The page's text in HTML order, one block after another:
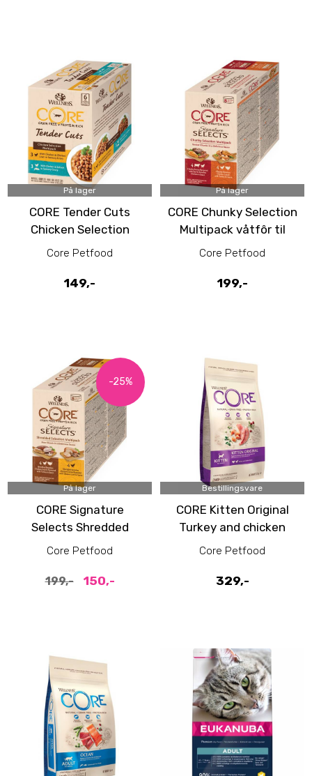
På lager
CORE Tender Cuts
Chicken Selection
Multipack våtfôr til
Core Petfood
149,-
På lager
CORE Chunky Selection
Multipack våtfôr til
katt 8pk
Core Petfood
199,-
-25%
På lager
CORE Signature
Selects Shredded
Selection Multipack
Core Petfood
199,- 150,-
Bestillingsvare
CORE Kitten Original
Turkey and chicken
Kattemat 1,75 kg
Core Petfood
329,-